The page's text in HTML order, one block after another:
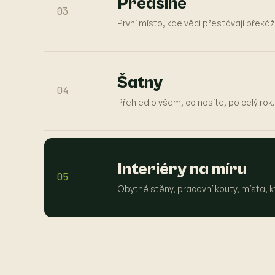
03
První místo, kde věci přestávají
04 Šatny
Přehled o všem, co nosíte, po celý rok.
05 Interiéry na míru
Obytné stěny, pracovní kouty, místa,